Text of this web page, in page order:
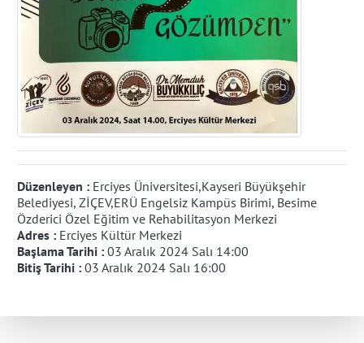
Düzenleyen : Erciyes Üniversitesi,Kayseri Büyükşehir
Belediyesi, ZİÇEV,ERÜ Engelsiz Kampüs Birimi, Besime
Özderici Özel Eğitim ve Rehabilitasyon Merkezi
Adres : Erciyes Kültür Merkezi
Başlama Tarihi : 03 Aralık 2024 Salı 14:00
Bitiş Tarihi : 03 Aralık 2024 Salı 16:00